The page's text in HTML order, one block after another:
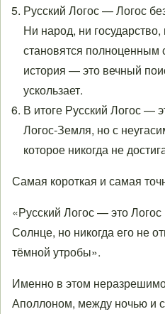
Русский Логос — Логос
Ни народ, ни
становятся полноценным
история — это вечный
ускользает.
В итоге Русский Логос —
Логос-Земля, но с
которое никогда не
Самая короткая и самая
«Русский Логос — это
Солнце, но никогда его не
тёмной утробы».
Именно в этом
Аполлоном, между ночью и